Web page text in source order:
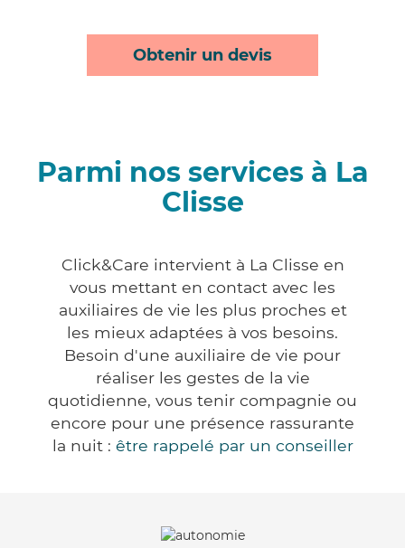
Obtenir un devis
Parmi nos services à La
Clisse
Click&Care intervient à La Clisse en
vous mettant en contact avec les
auxiliaires de vie les plus proches et
les mieux adaptées à vos besoins.
Besoin d'une auxiliaire de vie pour
réaliser les gestes de la vie
quotidienne, vous tenir compagnie ou
encore pour une présence rassurante
la nuit : être rappelé par un conseiller